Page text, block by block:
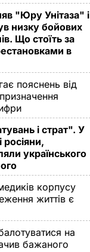
"Юру Унітаза" і
низку бойових
Що стоїть за
в
пояснень від
і страт". У
росіяни,
українського
корпусу
життів є
на
бажаного